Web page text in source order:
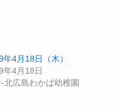
年4月18日（木）
年4月18日
北広島わかば幼稚園